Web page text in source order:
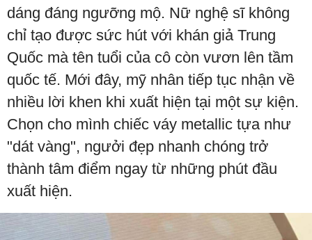
dáng đáng ngưỡng mộ. Nữ nghệ sĩ không
chỉ tạo được sức hút với khán giả Trung
Quốc mà tên tuổi của cô còn vươn lên tầm
quốc tế. Mới đây, mỹ nhân tiếp tục nhận về
nhiều lời khen khi xuất hiện tại một sự kiện.
Chọn cho mình chiếc váy metallic tựa như
"dát vàng", ngưởi đẹp nhanh chóng trở
thành tâm điểm ngay từ những phút đầu
xuất hiện.